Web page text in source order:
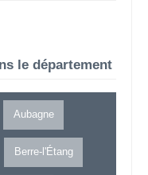
le département
Aubagne
Berre-l'Étang